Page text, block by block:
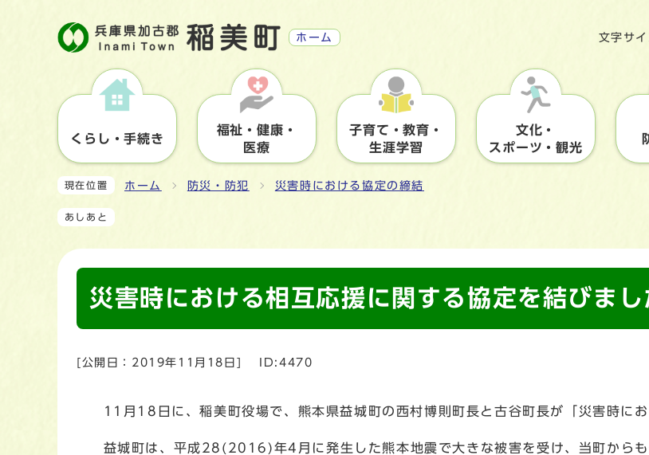
ホーム 文字サイ
くらし・手続き
福祉・健康・
医療
子育て・教育・
生涯学習
文化・
スポーツ・観光
現在位置 ホーム 防災・防犯 災害時における協定の締結
あしあと
災害時における相互応援に関する協定を結びまし
[公開日： 2019年11月18日 ID:4470
11月18日に、稲美町役場で、熊本県益城町の西村博則町長と古谷町長が「災害時にお
益城町は、平成28(2016)年4月に発生した熊本地震で大きな被害を受け、当町からも